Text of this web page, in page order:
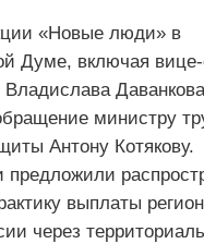
«Новые люди» в
Думе, включая
министру
Антону Котякову.
предложили
выплаты
через